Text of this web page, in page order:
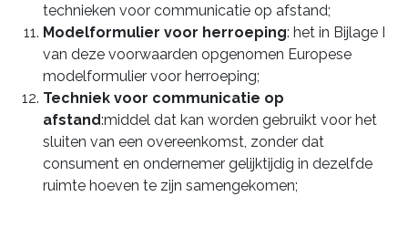
technieken voor communicatie op afstand;
Modelformulier voor herroeping: het in Bijlage I
van deze voorwaarden opgenomen Europese
modelformulier voor herroeping;
Techniek voor communicatie op
afstand:middel dat kan worden gebruikt voor het
sluiten van een overeenkomst, zonder dat
consument en ondernemer gelijktijdig in dezelfde
ruimte hoeven te zijn samengekomen;